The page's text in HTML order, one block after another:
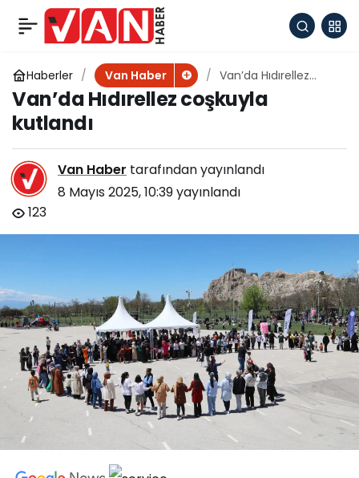
Haberler Van Haber
Van’da Hıdırellez
coşkuyla kutlandı
Van’da Hıdırellez coşkuyla
kutlandı
Van Haber tarafından yayınlandı
8 Mayıs 2025, 10:39yayınlandı
123
Büyükşehir Belediyesi
Zabıta ekiplerinden
kafelere denetim
Paylaş